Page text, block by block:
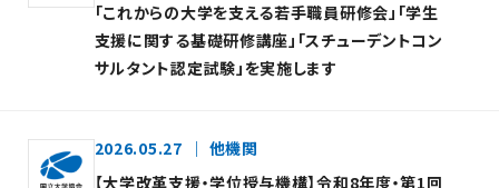
「これからの大学を支える若手職員研修会」「学生
支援に関する基礎研修講座」「スチューデントコン
サルタント認定試験」を実施します
2026.05.27
他機関
【大学改革支援・学位授与機構】令和8年度・第1回